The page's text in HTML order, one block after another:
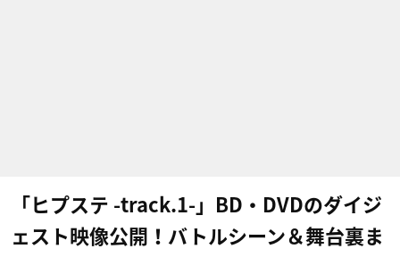
「ヒプステ -track.1-」BD・DVDのダイジ
ェスト映像公開！バトルシーン＆舞台裏ま